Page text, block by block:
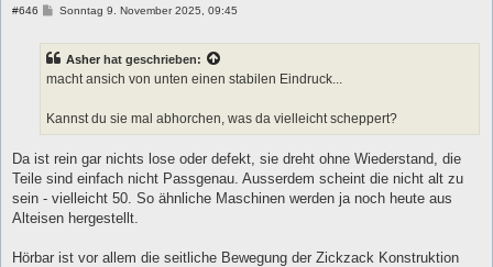
#646
B
r
a
Sonntag 9. November 2025, 09:45
Asher hat geschrieben:
macht ansich von unten einen stabilen Eindruck...
Kannst du sie mal abhorchen, was da vielleicht scheppert?
Da ist rein gar nichts lose oder defekt, sie dreht ohne Wiederstand, die
Teile sind einfach nicht Passgenau. Ausserdem scheint die nicht alt zu
sein - vielleicht 50. So ähnliche Maschinen werden ja noch heute aus
Alteisen hergestellt.
Hörbar ist vor allem die seitliche Bewegung der Zickzack Konstruktion